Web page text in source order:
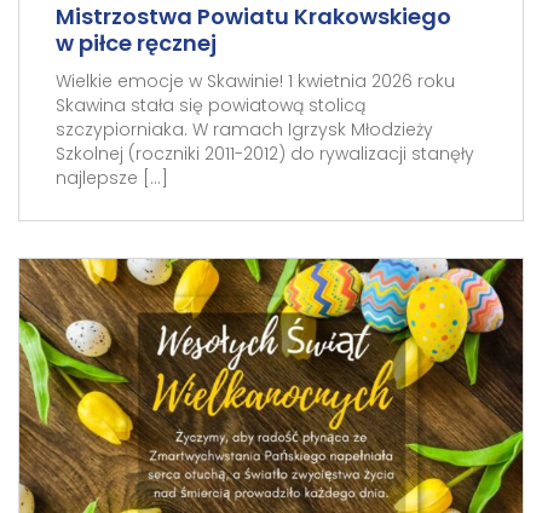
Mistrzostwa Powiatu Krakowskiego
w piłce ręcznej
Wielkie emocje w Skawinie! 1 kwietnia 2026 roku
Skawina stała się powiatową stolicą
szczypiorniaka. W ramach Igrzysk Młodzieży
Szkolnej (roczniki 2011-2012) do rywalizacji stanęły
najlepsze […]